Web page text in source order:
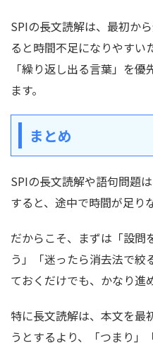
SPIの長文読解は、最初か
ると時間不足になりやすい
「繰り返し出る言葉」を
ます。
まとめ
SPIの長文読解や語句問題
すると、途中で時間が足り
だからこそ、まずは「設問
う」「迷ったら消去法で絞
ておくだけでも、かなり進
特に長文読解は、本文を最
うとするより、「つまり」